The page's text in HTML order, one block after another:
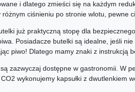
i dlatego zmieści się na każdym
różnym ciśnieniu po stronie wlotu, pewne
już praktyczną stopę dla
Posiadacze butelki są idealne, jeśli
piwo! Dlatego mamy znaki z instrukcją
zazwyczaj dostępne w gastronomii. W
wykonujemy kapsułki z dwutlenkiem